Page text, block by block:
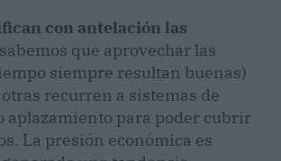
con antelación las
que aprovechar las
siempre resultan buenas)
recurren a sistemas de
aplazamiento para poder cubrir
La presión económica es